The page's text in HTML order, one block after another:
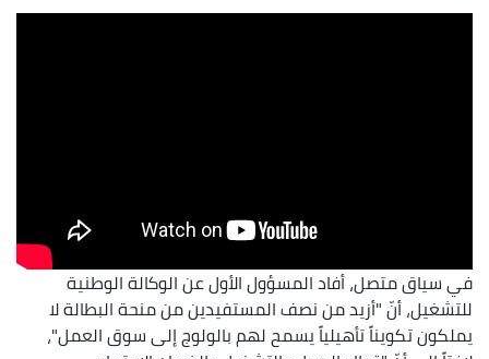
في سياق متصل، أفاد المسؤول الأول عن الوكالة الوطنية
للتشغيل، أنّ "أزيد من نصف المستفيدين من منحة البطالة لا
يملكون تكويناً تأهيلياً يسمح لهم بالولوج إلى سوق العمل"،